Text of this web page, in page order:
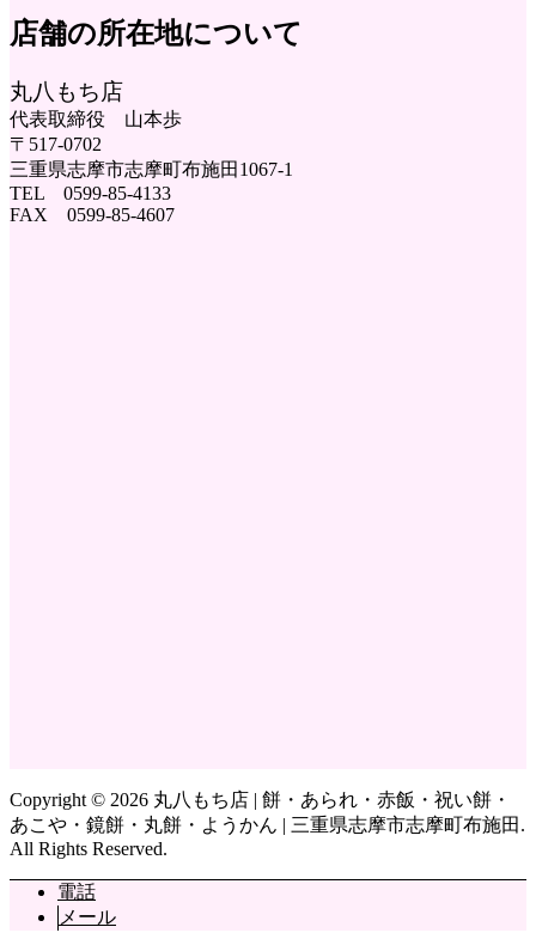
店舗の所在地について
丸八もち店
代表取締役 山本歩
〒517-0702
三重県志摩市志摩町布施田1067-1
TEL 0599-85-4133
FAX 0599-85-4607
Copyright © 2026 丸八もち店 | 餅・あられ・赤飯・祝い餅・
あこや・鏡餅・丸餅・ようかん | 三重県志摩市志摩町布施田.
All Rights Reserved.
電話
メール